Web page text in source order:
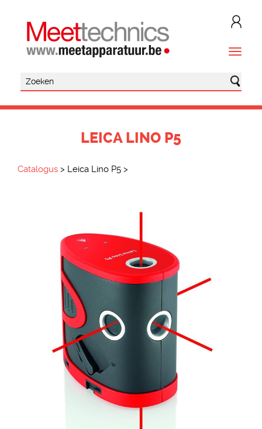
LEICA LINO P5
Catalogus > Leica Lino P5 >